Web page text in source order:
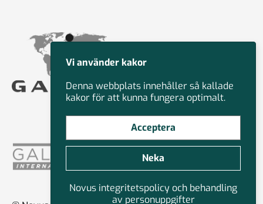
Vi använder kakor
Denna webbplats innehåller så kallade
kakor för att kunna fungera optimalt.
Acceptera
Neka
Novus integritetspolicy och behandling
av personuppgifter